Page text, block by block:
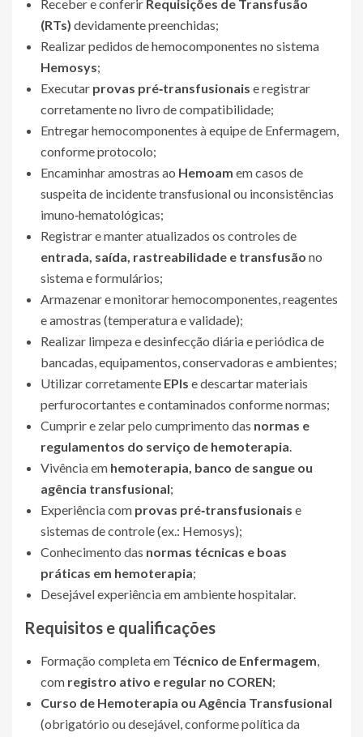
Receber e conferir Requisições de Transfusão
(RTs) devidamente preenchidas;
Realizar pedidos de hemocomponentes no sistema
Hemosys;
Executar provas pré‑transfusionais e registrar
corretamente no livro de compatibilidade;
Entregar hemocomponentes à equipe de Enfermagem,
conforme protocolo;
Encaminhar amostras ao Hemoam em casos de
suspeita de incidente transfusional ou inconsistências
imuno‑hematológicas;
Registrar e manter atualizados os controles de
entrada, saída, rastreabilidade e transfusão no
sistema e formulários;
Armazenar e monitorar hemocomponentes, reagentes
e amostras (temperatura e validade);
Realizar limpeza e desinfecção diária e periódica de
bancadas, equipamentos, conservadoras e ambientes;
Utilizar corretamente EPIs e descartar materiais
perfurocortantes e contaminados conforme normas;
Cumprir e zelar pelo cumprimento das normas e
regulamentos do serviço de hemoterapia.
Vivência em hemoterapia, banco de sangue ou
agência transfusional;
Experiência com provas pré‑transfusionais e
sistemas de controle (ex.: Hemosys);
Conhecimento das normas técnicas e boas
práticas em hemoterapia;
Desejável experiência em ambiente hospitalar.
Requisitos e qualificações
Formação completa em Técnico de Enfermagem,
com registro ativo e regular no COREN;
Curso de Hemoterapia ou Agência Transfusional
(obrigatório ou desejável, conforme política da